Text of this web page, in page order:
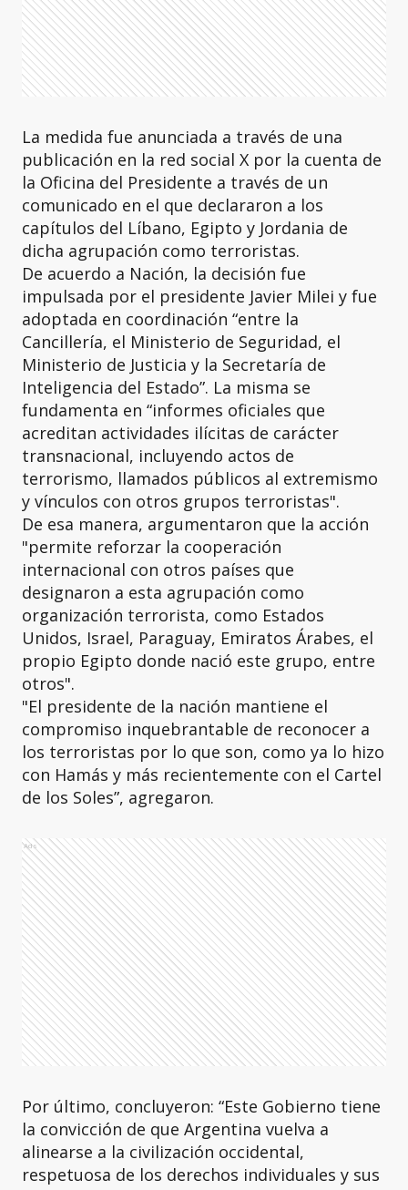
La medida fue anunciada a través de una
publicación en la red social X por la cuenta de
la Oficina del Presidente a través de un
comunicado en el que declararon a los
capítulos del Líbano, Egipto y Jordania de
dicha agrupación como terroristas.
De acuerdo a Nación, la decisión fue
impulsada por el presidente Javier Milei y fue
adoptada en coordinación “entre la
Cancillería, el Ministerio de Seguridad, el
Ministerio de Justicia y la Secretaría de
Inteligencia del Estado”. La misma se
fundamenta en “informes oficiales que
acreditan actividades ilícitas de carácter
transnacional, incluyendo actos de
terrorismo, llamados públicos al extremismo
y vínculos con otros grupos terroristas".
De esa manera, argumentaron que la acción
"permite reforzar la cooperación
internacional con otros países que
designaron a esta agrupación como
organización terrorista, como Estados
Unidos, Israel, Paraguay, Emiratos Árabes, el
propio Egipto donde nació este grupo, entre
otros".
"El presidente de la nación mantiene el
compromiso inquebrantable de reconocer a
los terroristas por lo que son, como ya lo hizo
con Hamás y más recientemente con el Cartel
de los Soles”, agregaron.
Ads
Por último, concluyeron: “Este Gobierno tiene
la convicción de que Argentina vuelva a
alinearse a la civilización occidental,
respetuosa de los derechos individuales y sus